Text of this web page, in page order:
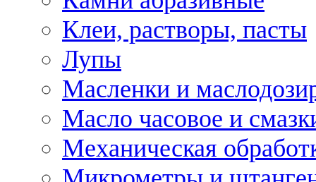
Клеи, растворы, пасты
Лупы
Масленки и
Масло часовое и
Механическая